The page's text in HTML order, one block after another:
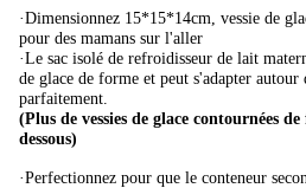
·Dimensionnez 15*15*14cm, vessie de
pour des mamans sur l'aller
·Le sac isolé de refroidisseur de lait
de glace de forme et peut s'adapter
parfaitement.
(Plus de vessies de glace contournées
dessous)
·Perfectionnez pour que le conteneur